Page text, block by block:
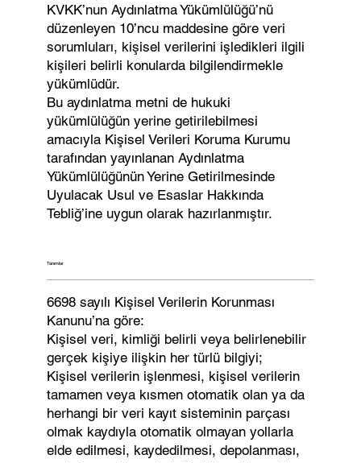
KVKK’nun Aydınlatma Yükümlülüğü’nü
düzenleyen 10’ncu maddesine göre veri
sorumluları, kişisel verilerini işledikleri ilgili
kişileri belirli konularda bilgilendirmekle
yükümlüdür.
Bu aydınlatma metni de hukuki
yükümlülüğün yerine getirilebilmesi
amacıyla Kişisel Verileri Koruma Kurumu
tarafından yayınlanan Aydınlatma
Yükümlülüğünün Yerine Getirilmesinde
Uyulacak Usul ve Esaslar Hakkında
Tebliğ’ine uygun olarak hazırlanmıştır.
Tanımlar
6698 sayılı Kişisel Verilerin Korunması
Kanunu’na göre:
Kişisel veri, kimliği belirli veya belirlenebilir
gerçek kişiye ilişkin her türlü bilgiyi;
Kişisel verilerin işlenmesi, kişisel verilerin
tamamen veya kısmen otomatik olan ya da
herhangi bir veri kayıt sisteminin parçası
olmak kaydıyla otomatik olmayan yollarla
elde edilmesi, kaydedilmesi, depolanması,